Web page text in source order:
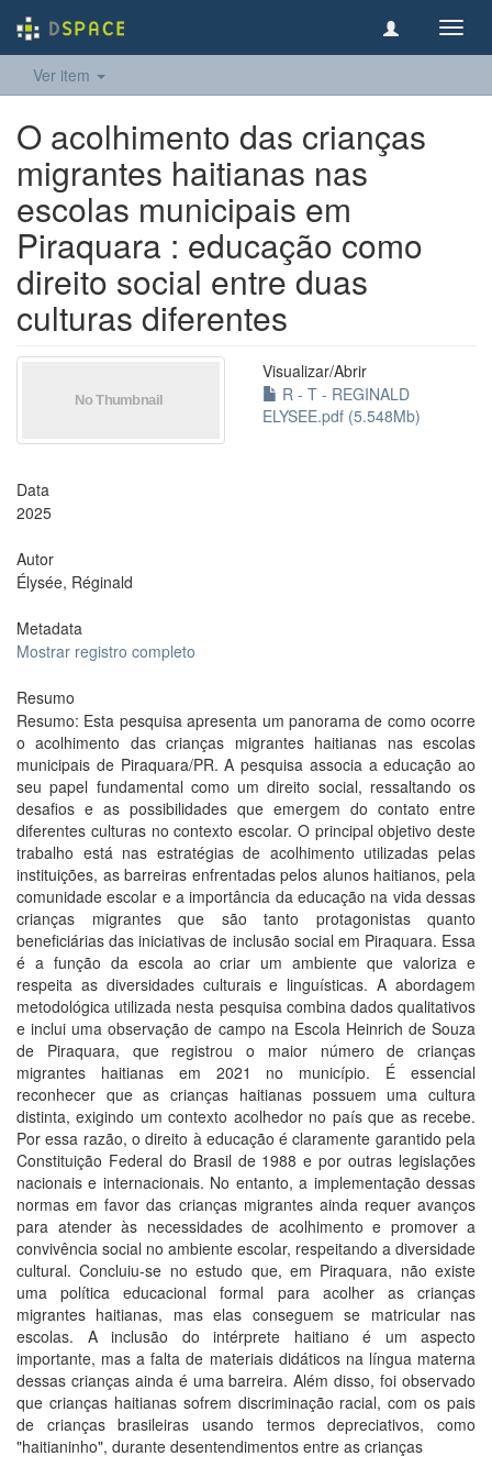
Ver item
O acolhimento das crianças
migrantes haitianas nas
escolas municipais em
Piraquara : educação como
direito social entre duas
culturas diferentes
Visualizar/Abrir
R - T - REGINALD
ELYSEE.pdf (5.548Mb)
Data
2025
Autor
Élysée, Réginald
Metadata
Mostrar registro completo
Resumo
Resumo: Esta pesquisa apresenta um panorama de como ocorre
o acolhimento das crianças migrantes haitianas nas escolas
municipais de Piraquara/PR. A pesquisa associa a educação ao
seu papel fundamental como um direito social, ressaltando os
desafios e as possibilidades que emergem do contato entre
diferentes culturas no contexto escolar. O principal objetivo deste
trabalho está nas estratégias de acolhimento utilizadas pelas
instituições, as barreiras enfrentadas pelos alunos haitianos, pela
comunidade escolar e a importância da educação na vida dessas
crianças migrantes que são tanto protagonistas quanto
beneficiárias das iniciativas de inclusão social em Piraquara. Essa
é a função da escola ao criar um ambiente que valoriza e
respeita as diversidades culturais e linguísticas. A abordagem
metodológica utilizada nesta pesquisa combina dados qualitativos
e inclui uma observação de campo na Escola Heinrich de Souza
de Piraquara, que registrou o maior número de crianças
migrantes haitianas em 2021 no município. É essencial
reconhecer que as crianças haitianas possuem uma cultura
distinta, exigindo um contexto acolhedor no país que as recebe.
Por essa razão, o direito à educação é claramente garantido pela
Constituição Federal do Brasil de 1988 e por outras legislações
nacionais e internacionais. No entanto, a implementação dessas
normas em favor das crianças migrantes ainda requer avanços
para atender às necessidades de acolhimento e promover a
convivência social no ambiente escolar, respeitando a diversidade
cultural. Concluiu-se no estudo que, em Piraquara, não existe
uma política educacional formal para acolher as crianças
migrantes haitianas, mas elas conseguem se matricular nas
escolas. A inclusão do intérprete haitiano é um aspecto
importante, mas a falta de materiais didáticos na língua materna
dessas crianças ainda é uma barreira. Além disso, foi observado
que crianças haitianas sofrem discriminação racial, com os pais
de crianças brasileiras usando termos depreciativos, como
"haitianinho", durante desentendimentos entre as crianças